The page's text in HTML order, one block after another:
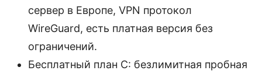
сервер в Европе, VPN протокол
WireGuard, есть платная версия без
ограничений.
Бесплатный план C: безлимитная пробная